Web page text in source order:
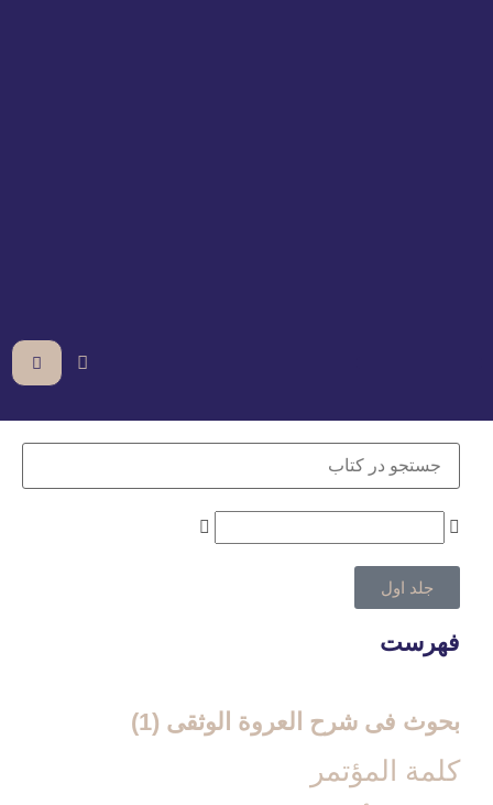
فهرست
جلد اول
بحوث فی شرح العروة الوثقی (1)
كلمة المؤتمر